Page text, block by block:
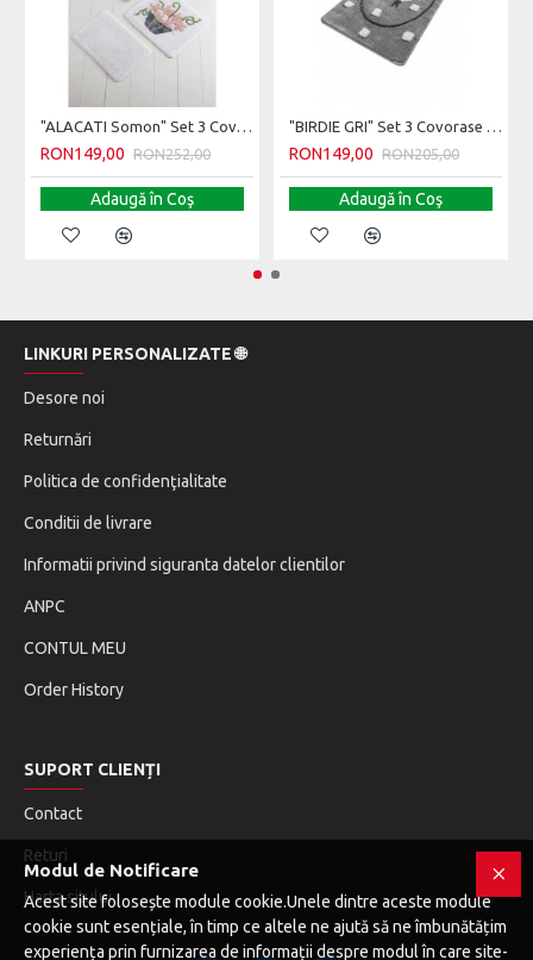
"ALACATI Somon" Set 3 Covorase de baie
RON149,00 RON252,00
Adaugă în Coş
"BIRDIE GRI" Set 3 Covorase de baie
RON149,00 RON205,00
Adaugă în Coş
LINKURI PERSONALIZATE 🌐
Desore noi
Returnări
Politica de confidenţialitate
Conditii de livrare
Informatii privind siguranta datelor clientilor
ANPC
CONTUL MEU
Order History
SUPORT CLIENȚI
Contact
Returi
Harta sitului
Modul de Notificare
Acest site folosește module cookie.Unele dintre aceste module
cookie sunt esențiale, în timp ce altele ne ajută să ne îmbunătățim
experiența prin furnizarea de informații despre modul în care site-